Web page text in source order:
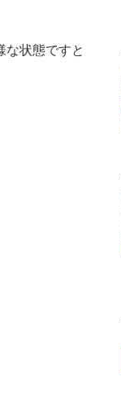
な状態ですと